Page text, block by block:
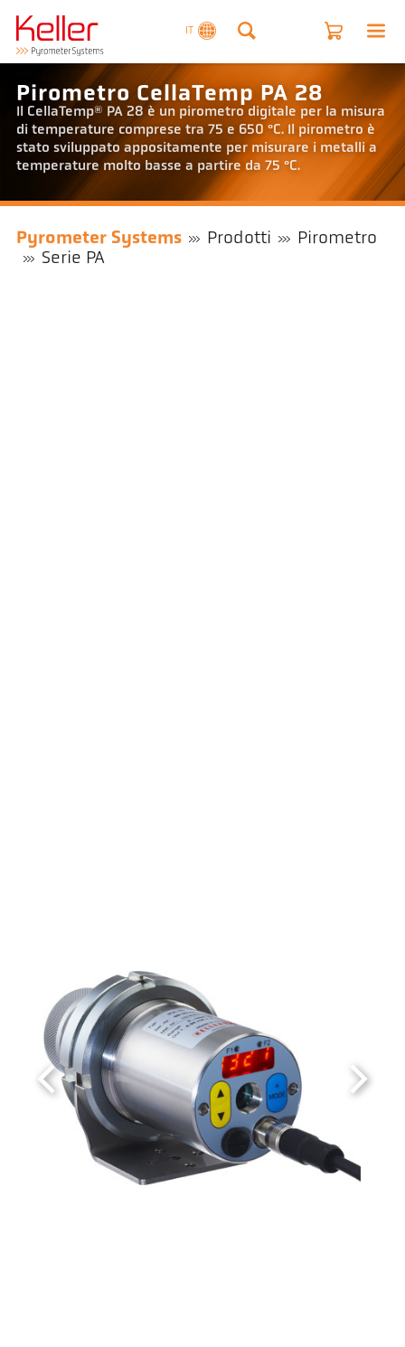
IT
Pirometro CellaTemp PA 28
Il CellaTemp® PA 28 è un pirometro digitale per la misura
di temperature comprese tra 75 e 650 °C. Il pirometro è
stato sviluppato appositamente per misurare i metalli a
temperature molto basse a partire da 75 °C.
Pyrometer Systems Prodotti
Pirometro
Serie PA